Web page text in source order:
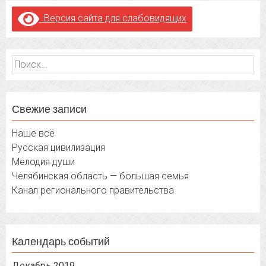
Версия сайта для слабовидящих
Найти:
Свежие записи
Наше всё
Русская цивилизация
Мелодия души
Челябинская область — большая семья
Канал регионального правительства
Календарь событий